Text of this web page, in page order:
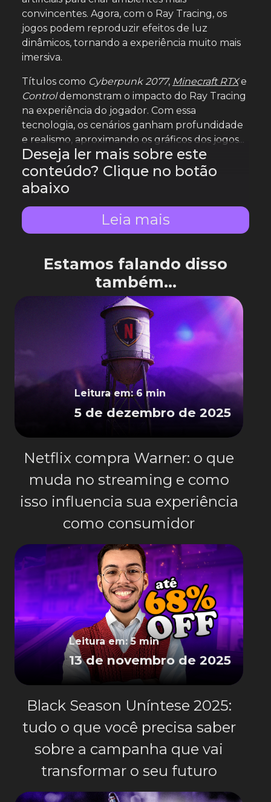
convincentes. Agora, com o Ray Tracing, os
jogos podem reproduzir efeitos de luz
dinâmicos, tornando a experiência muito mais
imersiva.
Títulos como Cyberpunk 2077, Minecraft RTXe
Controldemonstram o impacto do Ray Tracing
na experiência do jogador. Com essa
tecnologia, os cenários ganham profundidade
e realismo, aproximando os gráficos dos jogos...
Deseja ler mais sobre este
conteúdo? Clique no botão
abaixo
Leia mais
Estamos falando disso
também...
Leitura em: 6 min
5 de dezembro de 2025
Netflix compra Warner: o que
muda no streaming e como
isso influencia sua experiência
como consumidor
Leitura em: 5 min
13 de novembro de 2025
Black Season Uníntese 2025:
tudo o que você precisa saber
sobre a campanha que vai
transformar o seu futuro